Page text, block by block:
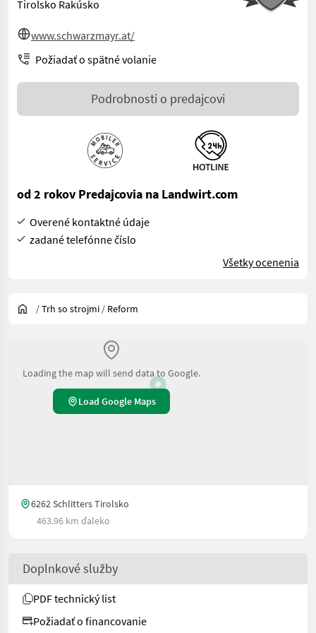
Tirolsko Rakúsko
www.schwarzmayr.at/
Požiadať o spätné volanie
Podrobnosti o predajcovi
od 2 rokov Predajcovia na Landwirt.com
Overené kontaktné údaje
zadané telefónne číslo
Všetky ocenenia
/Trh so strojmi / Reform
Loading the map will send data to Google.
Load Google Maps
6262 Schlitters Tirolsko
463.96 km ďaleko
Doplnkové služby
PDF technický list
Požiadať o financovanie